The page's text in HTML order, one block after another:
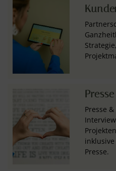
Presse
inklusive
Presse.